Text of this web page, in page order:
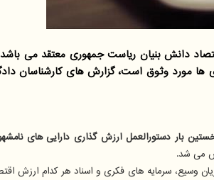
دانش بنیان ریاست جمهوری معتقد می باشد
ها مورد وثوق است، گزارش های کارشناسان
بار دستورالعمل ارزش گذاری دارایی های
می شد.
وسیع، سرمایه های فکری و اسناد هر کدام ارزش